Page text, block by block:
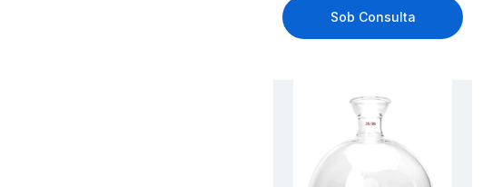
Sob Consulta